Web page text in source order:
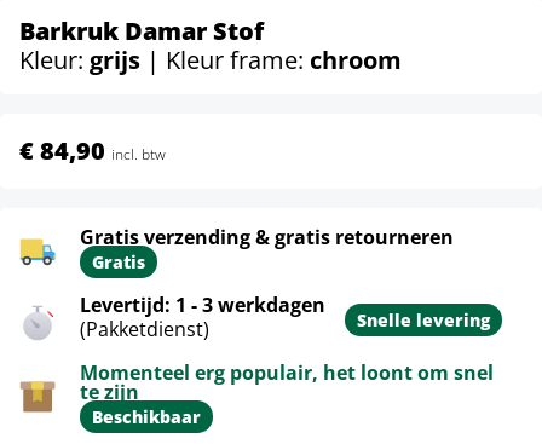
Barkruk Damar Stof
Kleur: grijs | Kleur frame: chroom
€ 84,90 incl. btw
Gratis verzending & gratis retourneren
Gratis
Levertijd: 1 - 3 werkdagen
(Pakketdienst)
Snelle levering
Momenteel erg populair, het loont om snel
te zijn
Beschikbaar